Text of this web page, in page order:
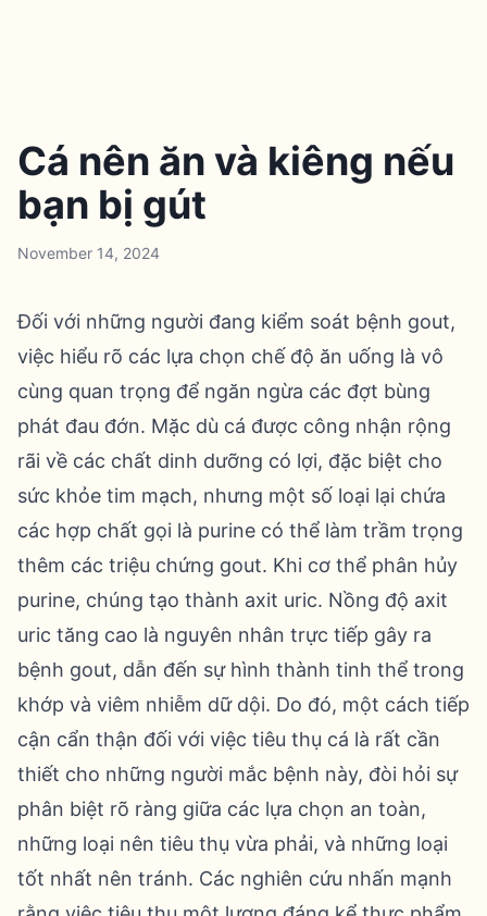
Cá nên ăn và kiêng nếu
bạn bị gút
November 14, 2024
Đối với những người đang kiểm soát bệnh gout,
việc hiểu rõ các lựa chọn chế độ ăn uống là vô
cùng quan trọng để ngăn ngừa các đợt bùng
phát đau đớn. Mặc dù cá được công nhận rộng
rãi về các chất dinh dưỡng có lợi, đặc biệt cho
sức khỏe tim mạch, nhưng một số loại lại chứa
các hợp chất gọi là purine có thể làm trầm trọng
thêm các triệu chứng gout. Khi cơ thể phân hủy
purine, chúng tạo thành axit uric. Nồng độ axit
uric tăng cao là nguyên nhân trực tiếp gây ra
bệnh gout, dẫn đến sự hình thành tinh thể trong
khớp và viêm nhiễm dữ dội. Do đó, một cách tiếp
cận cẩn thận đối với việc tiêu thụ cá là rất cần
thiết cho những người mắc bệnh này, đòi hỏi sự
phân biệt rõ ràng giữa các lựa chọn an toàn,
những loại nên tiêu thụ vừa phải, và những loại
tốt nhất nên tránh. Các nghiên cứu nhấn mạnh